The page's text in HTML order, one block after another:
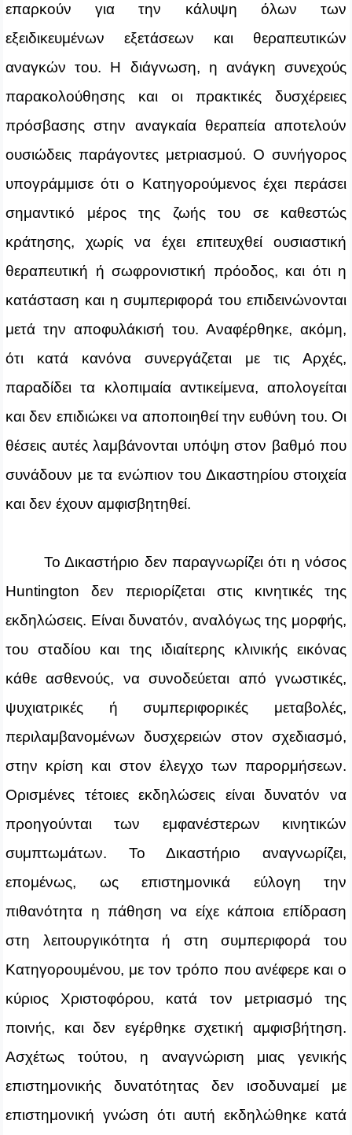
επαρκούν για την κάλυψη όλων των
εξειδικευμένων εξετάσεων και θεραπευτικών
αναγκών του. Η διάγνωση, η ανάγκη συνεχούς
παρακολούθησης και οι πρακτικές δυσχέρειες
πρόσβασης στην αναγκαία θεραπεία αποτελούν
ουσιώδεις παράγοντες μετριασμού. Ο συνήγορος
υπογράμμισε ότι ο Κατηγορούμενος έχει περάσει
σημαντικό μέρος της ζωής του σε καθεστώς
κράτησης, χωρίς να έχει επιτευχθεί ουσιαστική
θεραπευτική ή σωφρονιστική πρόοδος, και ότι η
κατάσταση και η συμπεριφορά του επιδεινώνονται
μετά την αποφυλάκισή του. Αναφέρθηκε, ακόμη,
ότι κατά κανόνα συνεργάζεται με τις Αρχές,
παραδίδει τα κλοπιμαία αντικείμενα, απολογείται
και δεν επιδιώκει να αποποιηθεί την ευθύνη του. Οι
θέσεις αυτές λαμβάνονται υπόψη στον βαθμό που
συνάδουν με τα ενώπιον του Δικαστηρίου στοιχεία
και δεν έχουν αμφισβητηθεί.
Το Δικαστήριο δεν παραγνωρίζει ότι η νόσος
Huntington δεν περιορίζεται στις κινητικές της
εκδηλώσεις. Είναι δυνατόν, αναλόγως της μορφής,
του σταδίου και της ιδιαίτερης κλινικής εικόνας
κάθε ασθενούς, να συνοδεύεται από γνωστικές,
ψυχιατρικές ή συμπεριφορικές μεταβολές,
περιλαμβανομένων δυσχερειών στον σχεδιασμό,
στην κρίση και στον έλεγχο των παρορμήσεων.
Ορισμένες τέτοιες εκδηλώσεις είναι δυνατόν να
προηγούνται των εμφανέστερων κινητικών
συμπτωμάτων. Το Δικαστήριο αναγνωρίζει,
επομένως, ως επιστημονικά εύλογη την
πιθανότητα η πάθηση να είχε κάποια επίδραση
στη λειτουργικότητα ή στη συμπεριφορά του
Κατηγορουμένου, με τον τρόπο που ανέφερε και ο
κύριος Χριστοφόρου, κατά τον μετριασμό της
ποινής, και δεν εγέρθηκε σχετική αμφισβήτηση.
Ασχέτως τούτου, η αναγνώριση μιας γενικής
επιστημονικής δυνατότητας δεν ισοδυναμεί με
επιστημονική γνώση ότι αυτή εκδηλώθηκε κατά